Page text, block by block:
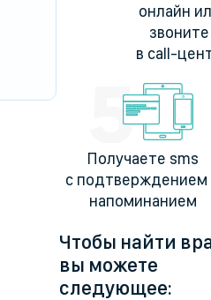
онлайн
звоните
в call-
Получаете sms
с подтверждением
напоминанием
Чтобы найти
вы можете
следующее: